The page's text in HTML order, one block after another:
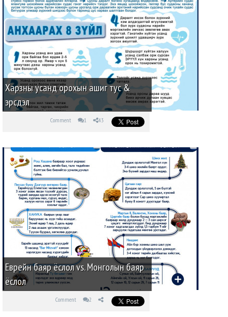
Харзны усанд орохын ашиг тус &
эрсдэл
Comment 1 43
Еврейн баяр ёслол vs. Монголын баяр
ёслол
Comment 2